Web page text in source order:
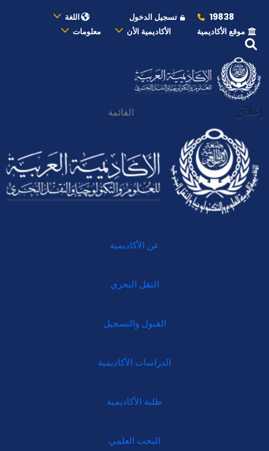
19838 تسجيل الدخول
اللغة
موقع الأكاديمية
الأكاديمية الأن معلومات
إغلاق القائمة
عن الأكاديمية
النقل البحري
القبول والتسجيل
الدراسات الأكاديمية
طلبة الأكاديمية
البحث العلمي